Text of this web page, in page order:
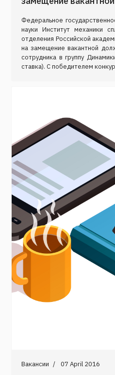
Федеральное
науки Институт механики
отделения Российской
на замещение вакантной
сотрудника в группу
ставка). C победителем
Вакансии 07 April 2016